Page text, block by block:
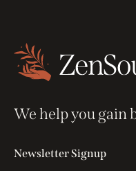
We help you gain
Newsletter Signup